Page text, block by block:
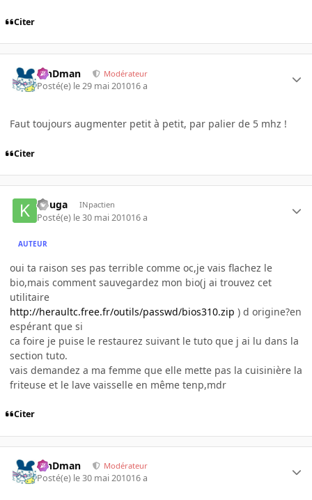
Citer
RinDman Modérateur
Posté(e) le 29 mai 201016 a
Faut toujours augmenter petit à petit, par palier de 5 mhz !
Citer
kouga INpactien
Posté(e) le 30 mai 201016 a
AUTEUR
oui ta raison ses pas terrible comme oc,je vais flachez le
bio,mais comment sauvegardez mon bio(j ai trouvez cet
utilitaire
http://heraultc.free.fr/outils/passwd/bios310.zip ) d origine?en
espérant que si
ca foire je puise le restaurez suivant le tuto que j ai lu dans la
section tuto.
vais demandez a ma femme que elle mette pas la cuisinière la
friteuse et le lave vaisselle en même tenp,mdr
Citer
RinDman Modérateur
Posté(e) le 30 mai 201016 a